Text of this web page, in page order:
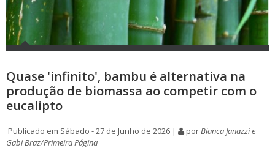
Quase 'infinito', bambu é alternativa na
produção de biomassa ao competir com o
eucalipto
Publicado em Sábado - 27 de Junho de 2026 | porBianca Janazzi e
Gabi Braz/Primeira Página